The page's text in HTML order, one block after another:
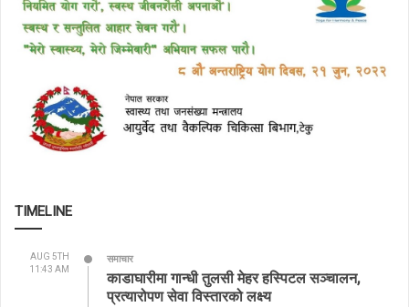
TIMELINE
AUG 5TH
11:43 AM
समाचार
काडाघारीमा गान्धी तुलसी मेहर हस्पिटल सञ्चालन,
प्रत्यारोपण सेवा विस्तारको लक्ष्य